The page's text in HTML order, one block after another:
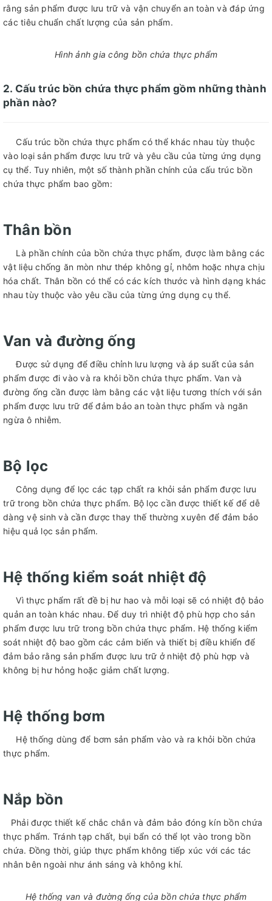
rằng sản phẩm được lưu trữ và vận chuyển an toàn và đáp ứng
các tiêu chuẩn chất lượng của sản phẩm.
Hình ảnh gia công bồn chứa thực phẩm
2. Cấu trúc bồn chứa thực phẩm gồm những thành
phần nào?
Cấu trúc bồn chứa thực phẩm có thể khác nhau tùy thuộc
vào loại sản phẩm được lưu trữ và yêu cầu của từng ứng dụng
cụ thể. Tuy nhiên, một số thành phần chính của cấu trúc bồn
chứa thực phẩm bao gồm:
Thân bồn
Là phần chính của bồn chứa thực phẩm, được làm bằng các
vật liệu chống ăn mòn như thép không gỉ, nhôm hoặc nhựa chịu
hóa chất. Thân bồn có thể có các kích thước và hình dạng khác
nhau tùy thuộc vào yêu cầu của từng ứng dụng cụ thể.
Van và đường ống
Được sử dụng để điều chỉnh lưu lượng và áp suất của sản
phẩm được đi vào và ra khỏi bồn chứa thực phẩm. Van và
đường ống cần được làm bằng các vật liệu tương thích với sản
phẩm được lưu trữ để đảm bảo an toàn thực phẩm và ngăn
ngừa ô nhiễm.
Bộ lọc
Công dụng để lọc các tạp chất ra khỏi sản phẩm được lưu
trữ trong bồn chứa thực phẩm. Bộ lọc cần được thiết kế để dễ
dàng vệ sinh và cần được thay thế thường xuyên để đảm bảo
hiệu quả lọc sản phẩm.
Hệ thống kiểm soát nhiệt độ
Vì thực phẩm rất đề bị hư hao và mỗi loại sẽ có nhiệt độ bảo
quản an toàn khác nhau. Để duy trì nhiệt độ phù hợp cho sản
phẩm được lưu trữ trong bồn chứa thực phẩm. Hệ thống kiểm
soát nhiệt độ bao gồm các cảm biến và thiết bị điều khiển để
đảm bảo rằng sản phẩm được lưu trữ ở nhiệt độ phù hợp và
không bị hư hỏng hoặc giảm chất lượng.
Hệ thống bơm
Hệ thống dùng để bơm sản phẩm vào và ra khỏi bồn chứa
thực phẩm.
Nắp bồn
Phải được thiết kế chắc chắn và đảm bảo đóng kín bồn chứa
thực phẩm. Tránh tạp chất, bụi bẩn có thể lọt vào trong bồn
chứa. Đồng thời, giúp thực phẩm không tiếp xúc với các tác
nhân bên ngoài như ánh sáng và không khí.
Hệ thống van và đường ống của bồn chứa thực phẩm